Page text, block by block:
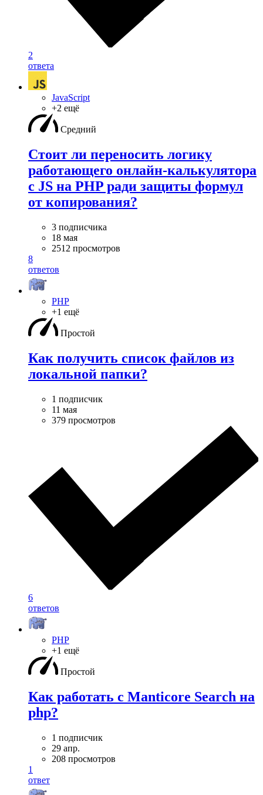
2
ответа
JavaScript
+2 ещё
Средний
Стоит ли переносить логику
работающего онлайн-калькулятора
с JS на PHP ради защиты формул
от копирования?
3 подписчика
18 мая
2512 просмотров
8
ответов
PHP
+1 ещё
Простой
Как получить список файлов из
локальной папки?
1 подписчик
11 мая
379 просмотров
6
ответов
PHP
+1 ещё
Простой
Как работать с Manticore Search на
php?
1 подписчик
29 апр.
208 просмотров
1
ответ